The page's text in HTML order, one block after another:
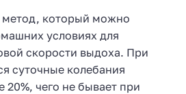
метод, который можно
условиях для
скорости выдоха. При
суточные колебания
20%, чего не бывает при